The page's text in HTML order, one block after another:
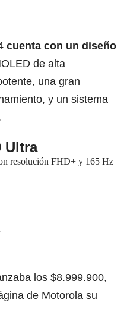
cuenta con un diseño
de alta
una gran
y un sistema
Ultra
resolución FHD+ y 165 Hz
los $8.999.900,
de Motorola su